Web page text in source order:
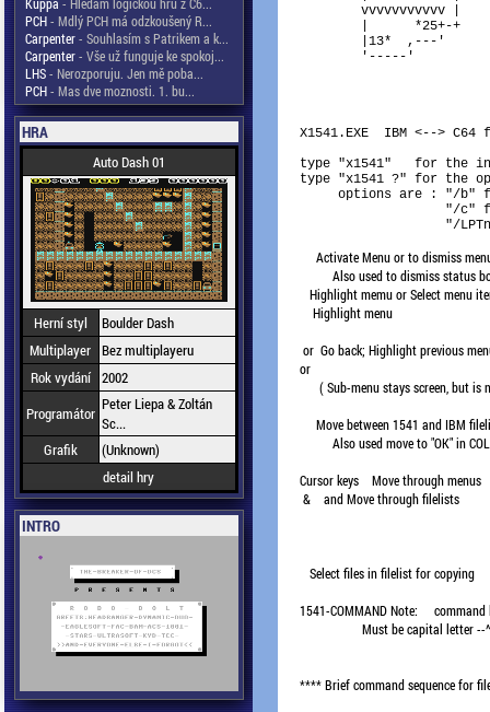
PCH- Mdlý PCH má odzkoušený R...
Carpenter- Souhlasím s Patrikem a k...
Carpenter- Vše už funguje ke spokoj...
LHS- Nerozporuju. Jen mě poba...
PCH- Mas dve moznosti. 1. bu...
HRA
Auto Dash 01
Herní styl
Boulder Dash
Multiplayer Bez multiplayeru
Rok vydání 2002
Programátor Peter Liepa & Zoltán
Sc...
Grafik
(Unknown)
detail hry
INTRO
vvvvvvvvvvv |
|      *25+-+
|13*  ,---'
        '-----'
X1541.EXE  IBM <-->
type "x1541"   for the
type "x1541 ?" for the
options are : "/b"
"/c"
"/
Activate Menu or to dismiss menu
    Highlight menu
or
( Sub-menu stays screen, but is
Move between 1541 and IBM
Also used move to "OK" in
Cursor keys    Move through menus
&    and Move through filelists
   Select files in filelist for copying
1541-COMMAND Note:
                   Must be capital letter --^
**** Brief command sequence for